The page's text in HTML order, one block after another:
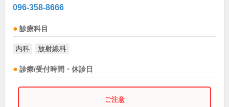
096-358-8666
診療科目
内科 放射線科
診療/受付時間・休診日